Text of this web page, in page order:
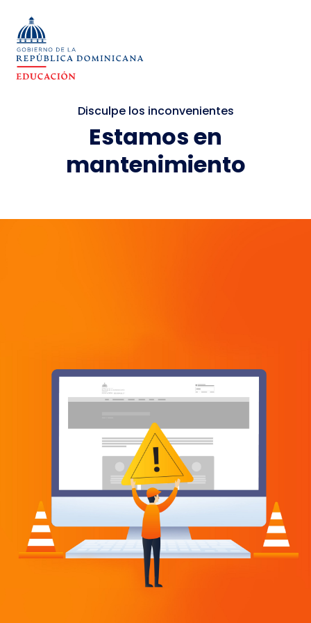
Disculpe los inconvenientes
Estamos en
mantenimiento